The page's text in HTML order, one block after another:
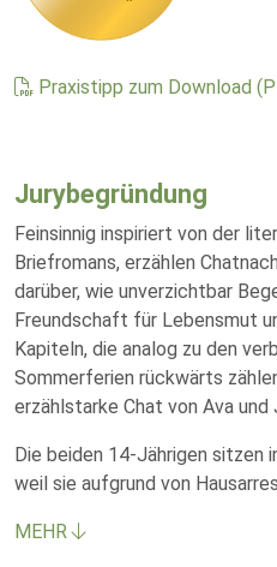
Praxistipp zum Download
Jurybegründung
Feinsinnig inspiriert von der
Briefromans, erzählen
darüber, wie unverzichtbar
Freundschaft für Lebensmut
Kapiteln, die analog zu den
Sommerferien rückwärts
erzählstarke Chat von Ava und
Die beiden 14-Jährigen sitzen
weil sie aufgrund von
MEHR